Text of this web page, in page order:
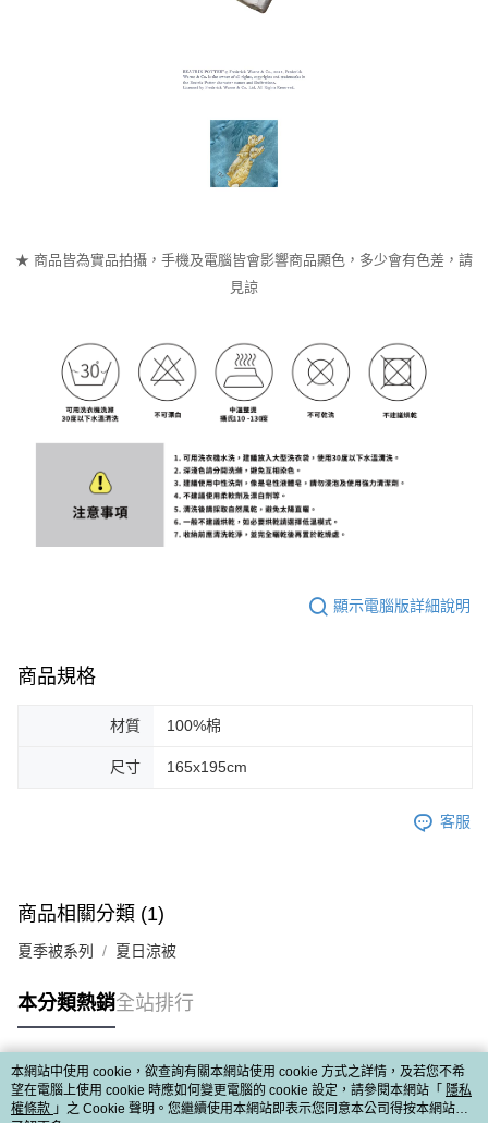
★ 商品皆為實品拍攝，手機及電腦皆會影響商品顯色，多少會有色差，請
見諒
顯示電腦版詳細說明
商品規格
材質 100%棉
尺寸 165x195cm
客服
商品相關分類 (1)
夏季被系列 夏日涼被
本分類熱銷全站排行
熱門標籤
本網站中使用 cookie，欲查詢有關本網站使用 cookie 方式之詳情，及若您不希
望在電腦上使用 cookie 時應如何變更電腦的 cookie 設定，請參閱本網站「 隱私
權條款 」之 Cookie 聲明。您繼續使用本網站即表示您同意本公司得按本網站使